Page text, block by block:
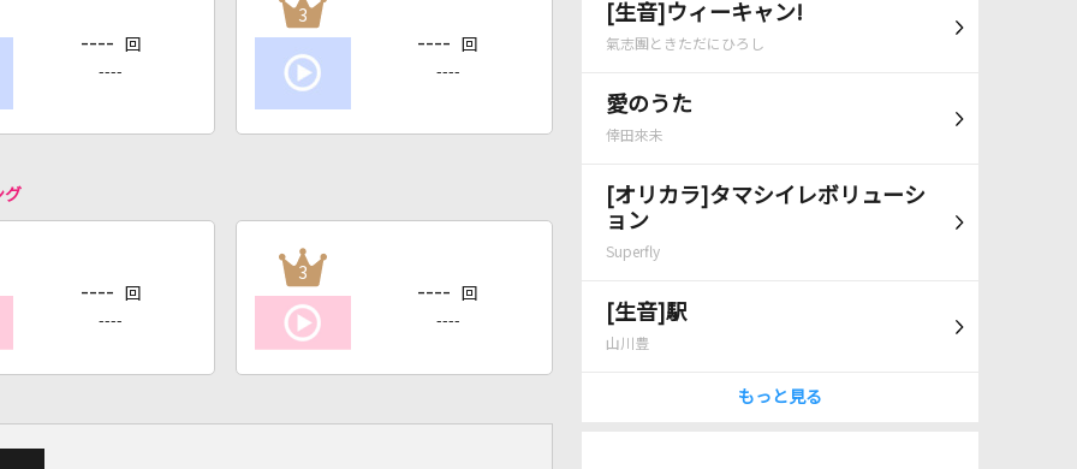
[生音]ウィーキャン!
氣志團ときただにひろし
愛のうた
倖田來未
[オリカラ]タマシイレボリューシ
ョン
Superfly
[生音]駅
山川豊
もっと見る
---- 回
----
3
---- 回
----
グ
---- 回
----
3
---- 回
----